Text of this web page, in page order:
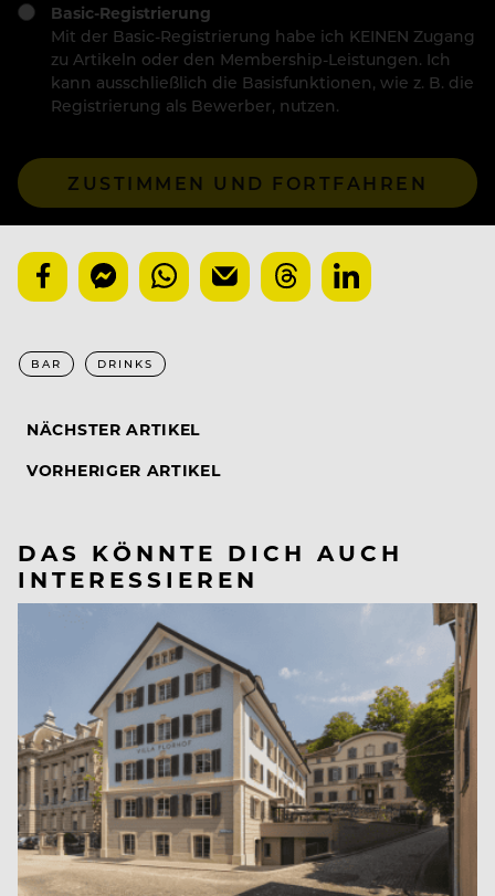
Basic-Registrierung
Mit der Basic-Registrierung habe ich KEINEN Zugang
zu Artikeln oder den Membership-Leistungen. Ich
kann ausschließlich die Basisfunktionen, wie z. B. die
Registrierung als Bewerber, nutzen.
ZUSTIMMEN UND FORTFAHREN
BAR DRINKS
NÄCHSTER ARTIKEL
VORHERIGER ARTIKEL
DAS KÖNNTE DICH AUCH
INTERESSIEREN